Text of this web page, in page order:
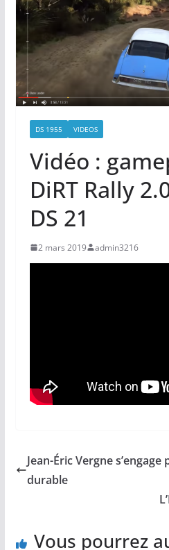
DS 1955 VIDEOS
Vidéo :
DiRT Rally
DS 21
2 mars 2019 admin3216
Jean-Éric Vergne
durable
Vous pourrez